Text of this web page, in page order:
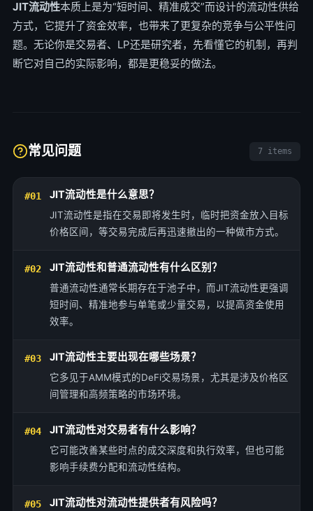
JIT流动性本质上是为“短时间、精准成交”而设计的流动性供给
方式，它提升了资金效率，也带来了更复杂的竞争与公平性问
题。无论你是交易者、LP还是研究者，先看懂它的机制，再判
断它对自己的实际影响，都是更稳妥的做法。
常见问题 7 items
#01 JIT流动性是什么意思？
JIT流动性是指在交易即将发生时，临时把资金放入目标
价格区间，等交易完成后再迅速撤出的一种做市方式。
#02 JIT流动性和普通流动性有什么区别？
普通流动性通常长期存在于池子中，而JIT流动性更强调
短时间、精准地参与单笔或少量交易，以提高资金使用
效率。
#03 JIT流动性主要出现在哪些场景？
它多见于AMM模式的DeFi交易场景，尤其是涉及价格区
间管理和高频策略的市场环境。
#04 JIT流动性对交易者有什么影响？
它可能改善某些时点的成交深度和执行效率，但也可能
影响手续费分配和流动性结构。
#05 JIT流动性对流动性提供者有风险吗？